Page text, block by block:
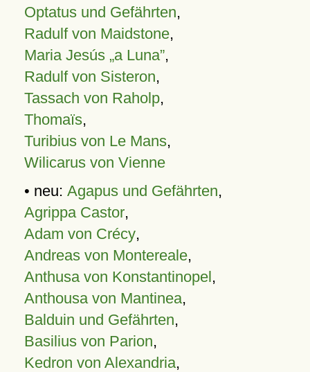
Optatus und Gefährten,
Radulf von Maidstone,
Maria Jesús „a Luna”,
Radulf von Sisteron,
Tassach von Raholp,
Thomaïs,
Turibius von Le Mans,
Wilicarus von Vienne
• neu: Agapus und Gefährten,
Agrippa Castor,
Adam von Crécy,
Andreas von Montereale,
Anthusa von Konstantinopel,
Anthousa von Mantinea,
Balduin und Gefährten,
Basilius von Parion,
Kedron von Alexandria,